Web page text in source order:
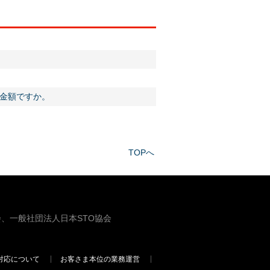
額ですか。
TOPへ
一般社団法人日本STO協会
応について
お客さま本位の業務運営